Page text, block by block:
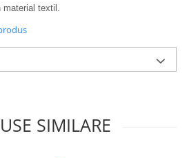
textil.
SIMILARE